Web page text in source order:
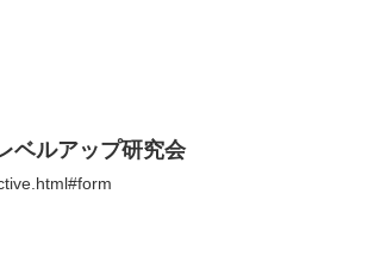
ベルアップ研究会